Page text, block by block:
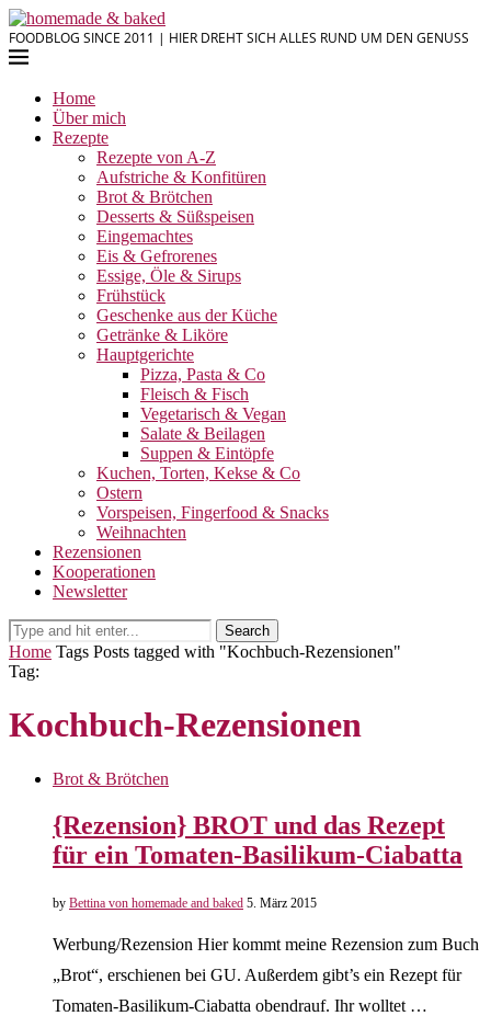
FOODBLOG SINCE 2011 | HIER DREHT SICH ALLES RUND UM DEN GENUSS
Home
Über mich
Rezepte
Rezepte von A-Z
Aufstriche & Konfitüren
Brot & Brötchen
Desserts & Süßspeisen
Eingemachtes
Eis & Gefrorenes
Essige, Öle & Sirups
Frühstück
Geschenke aus der Küche
Getränke & Liköre
Hauptgerichte
Pizza, Pasta & Co
Fleisch & Fisch
Vegetarisch & Vegan
Salate & Beilagen
Suppen & Eintöpfe
Kuchen, Torten, Kekse & Co
Ostern
Vorspeisen, Fingerfood & Snacks
Weihnachten
Rezensionen
Kooperationen
Newsletter
Search
Home Tags Posts tagged with "Kochbuch-Rezensionen"
Tag:
Kochbuch-Rezensionen
Brot & Brötchen
{Rezension} BROT und das Rezept
für ein Tomaten-Basilikum-Ciabatta
by Bettina von homemade and baked 5. März 2015
Werbung/Rezension Hier kommt meine Rezension zum Buch
„Brot“, erschienen bei GU. Außerdem gibt’s ein Rezept für
Tomaten-Basilikum-Ciabatta obendrauf. Ihr wolltet …